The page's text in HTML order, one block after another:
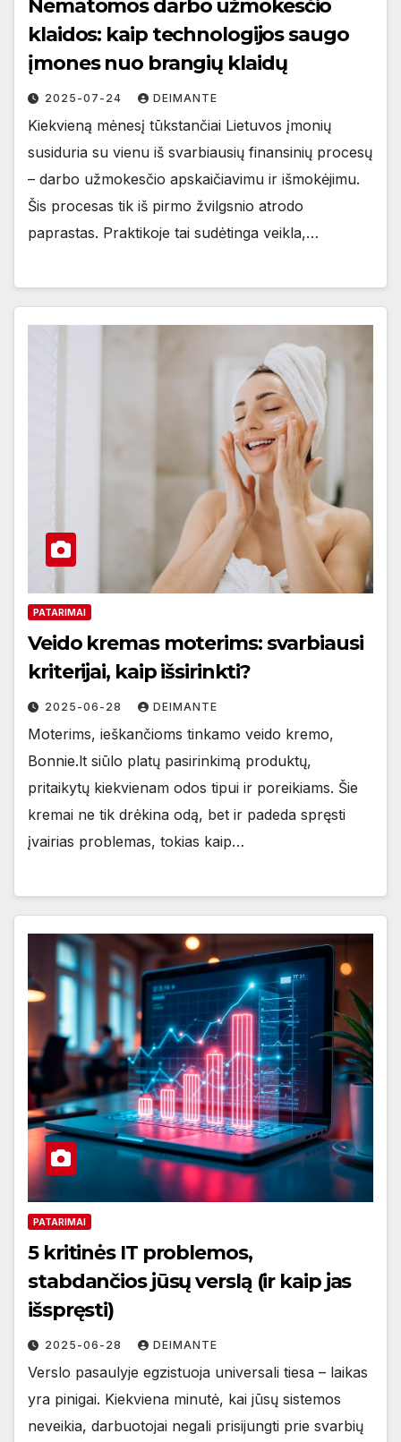
Nematomos darbo užmokesčio
klaidos: kaip technologijos saugo
įmones nuo brangių klaidų
2025-07-24 DEIMANTE
Kiekvieną mėnesį tūkstančiai Lietuvos įmonių
susiduria su vienu iš svarbiausių finansinių procesų
– darbo užmokesčio apskaičiavimu ir išmokėjimu.
Šis procesas tik iš pirmo žvilgsnio atrodo
paprastas. Praktikoje tai sudėtinga veikla,…
PATARIMAI
Veido kremas moterims: svarbiausi
kriterijai, kaip išsirinkti?
2025-06-28 DEIMANTE
Moterims, ieškančioms tinkamo veido kremo,
Bonnie.lt siūlo platų pasirinkimą produktų,
pritaikytų kiekvienam odos tipui ir poreikiams. Šie
kremai ne tik drėkina odą, bet ir padeda spręsti
įvairias problemas, tokias kaip…
PATARIMAI
5 kritinės IT problemos,
stabdančios jūsų verslą (ir kaip jas
išspręsti)
2025-06-28 DEIMANTE
Verslo pasaulyje egzistuoja universali tiesa – laikas
yra pinigai. Kiekviena minutė, kai jūsų sistemos
neveikia, darbuotojai negali prisijungti prie svarbių